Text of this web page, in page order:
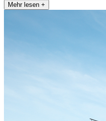
Mehr lesen +